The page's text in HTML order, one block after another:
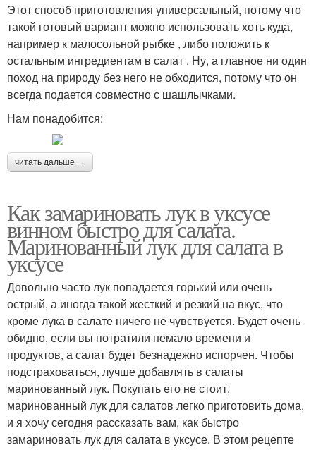
Этот способ приготовления универсальный, потому что
такой готовый вариант можно использовать хоть куда,
например к малосольной рыбке , либо положить к
остальным ингредиентам в салат . Ну, а главное ни один
поход на природу без него не обходится, потому что он
всегда подается совместно с шашлычками.
Нам понадобится:
читать дальше →
Как замариновать лук в уксусе
винном быстро для салата.
Маринованный лук для салата в
уксусе
Довольно часто лук попадается горький или очень
острый, а иногда такой жесткий и резкий на вкус, что
кроме лука в салате ничего не чувствуется. Будет очень
обидно, если вы потратили немало времени и
продуктов, а салат будет безнадежно испорчен. Чтобы
подстраховаться, лучше добавлять в салаты
маринованный лук. Покупать его не стоит,
маринованный лук для салатов легко приготовить дома,
и я хочу сегодня рассказать вам, как быстро
замариновать лук для салата в уксусе. В этом рецепте